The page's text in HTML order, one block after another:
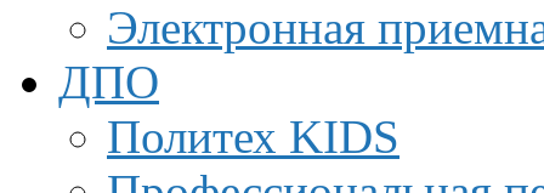
Электронная
ДПО
Политех KIDS